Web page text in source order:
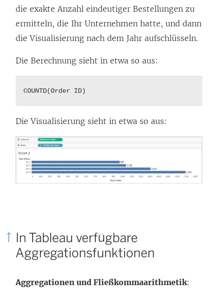
die exakte Anzahl eindeutiger Bestellungen zu
ermitteln, die Ihr Unternehmen hatte, und dann
die Visualisierung nach dem Jahr aufschlüsseln.
Die Berechnung sieht in etwa so aus:
COUNTD(Order ID)
Die Visualisierung sieht in etwa so aus:
In Tableau verfügbare
Aggregationsfunktionen
Aggregationen und Fließkommaarithmetik: